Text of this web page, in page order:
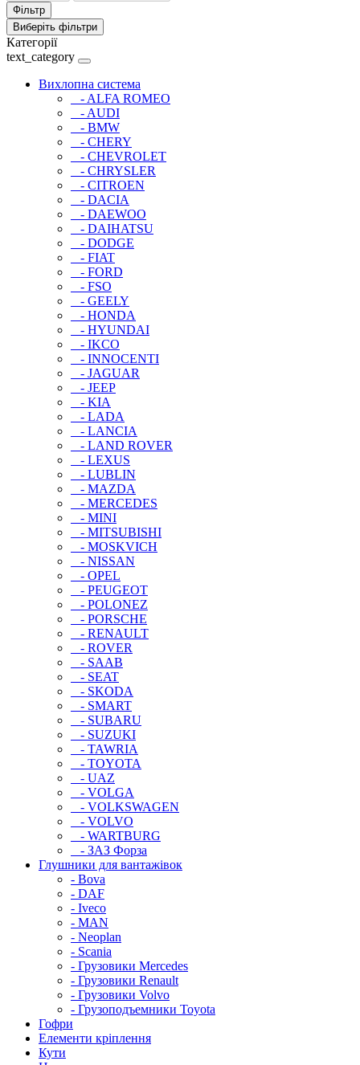
Фільтр
Виберіть фільтри
Категорії
text_category
Вихлопна система
- ALFA ROMEO
- AUDI
- BMW
- CHERY
- CHEVROLET
- CHRYSLER
- CITROEN
- DACIA
- DAEWOO
- DAIHATSU
- DODGE
- FIAT
- FORD
- FSO
- GEELY
- HONDA
- HYUNDAI
- IKCO
- INNOCENTI
- JAGUAR
- JEEP
- KIA
- LADA
- LANCIA
- LAND ROVER
- LEXUS
- LUBLIN
- MAZDA
- MERCEDES
- MINI
- MITSUBISHI
- MOSKVICH
- NISSAN
- OPEL
- PEUGEOT
- POLONEZ
- PORSCHE
- RENAULT
- ROVER
- SAAB
- SEAT
- SKODA
- SMART
- SUBARU
- SUZUKI
- TAWRIA
- TOYOTA
- UAZ
- VOLGA
- VOLKSWAGEN
- VOLVO
- WARTBURG
- ЗАЗ Форза
Глушники для вантажівок
- Bova
- DAF
- Iveco
- MAN
- Neoplan
- Scania
- Грузовики Mercedes
- Грузовики Renault
- Грузовики Volvo
- Грузоподъемники Toyota
Гофри
Елементи кріплення
Кути